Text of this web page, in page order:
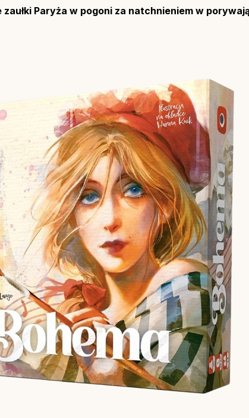
Paryża w pogoni za natchnieniem w